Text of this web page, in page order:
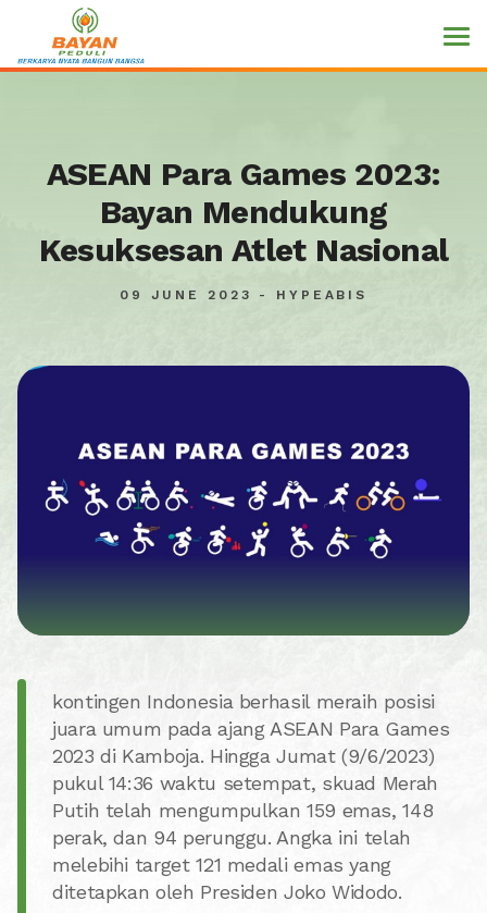
ASEAN Para Games 2023:
Bayan Mendukung
Kesuksesan Atlet Nasional
09 JUNE 2023 - HYPEABIS
kontingen Indonesia berhasil meraih posisi
juara umum pada ajang ASEAN Para Games
2023 di Kamboja. Hingga Jumat (9/6/2023)
pukul 14:36 waktu setempat, skuad Merah
Putih telah mengumpulkan 159 emas, 148
perak, dan 94 perunggu. Angka ini telah
melebihi target 121 medali emas yang
ditetapkan oleh Presiden Joko Widodo.